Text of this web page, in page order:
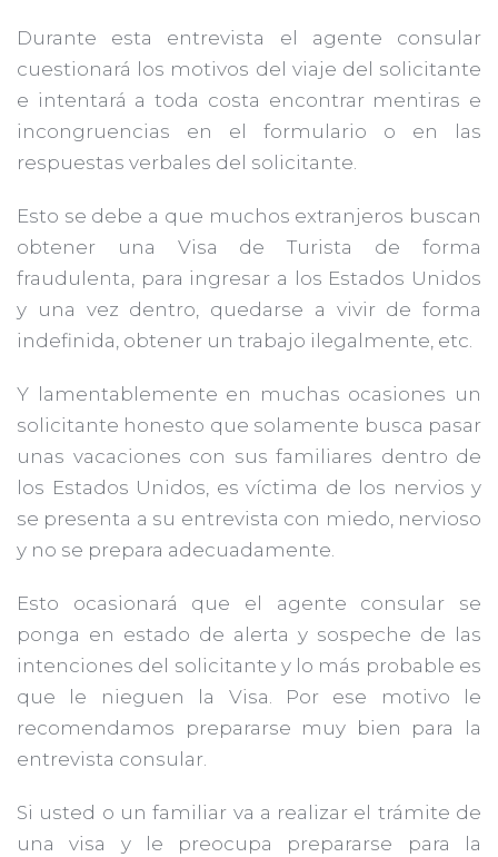
Durante esta entrevista el agente consular
cuestionará los motivos del viaje del solicitante
e intentará a toda costa encontrar mentiras e
incongruencias en el formulario o en las
respuestas verbales del solicitante.
Esto se debe a que muchos extranjeros buscan
obtener una Visa de Turista de forma
fraudulenta, para ingresar a los Estados Unidos
y una vez dentro, quedarse a vivir de forma
indefinida, obtener un trabajo ilegalmente, etc.
Y lamentablemente en muchas ocasiones un
solicitante honesto que solamente busca pasar
unas vacaciones con sus familiares dentro de
los Estados Unidos, es víctima de los nervios y
se presenta a su entrevista con miedo, nervioso
y no se prepara adecuadamente.
Esto ocasionará que el agente consular se
ponga en estado de alerta y sospeche de las
intenciones del solicitante y lo más probable es
que le nieguen la Visa. Por ese motivo le
recomendamos prepararse muy bien para la
entrevista consular.
Si usted o un familiar va a realizar el trámite de
una visa y le preocupa prepararse para la